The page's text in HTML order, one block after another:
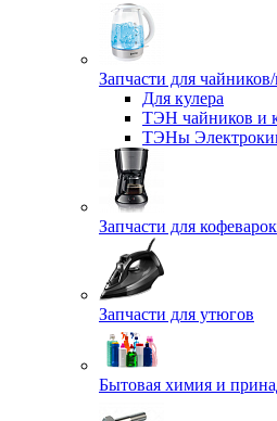
Запчасти для
Для кулера
ТЭН чайников и
ТЭНы
Запчасти для кофеварок
Запчасти для утюгов
Бытовая химия и